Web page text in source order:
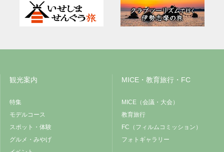
観光案内
特集
モデルコース
スポット・体験
グルメ・みやげ
MICE・教育旅行・FC
MICE（会議・大会）
教育旅行
FC（フィルムコミッション）
フォトギャラリー